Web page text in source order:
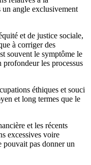
un angle exclusivement
et de justice sociale,
à corriger des
souvent le symptôme le
profondeur les processus
éthiques et souci
et long termes que le
et les récents
excessives voire
pouvait pas donner un